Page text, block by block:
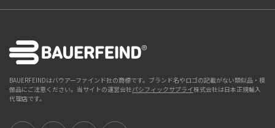
BAUERFEINDはバウアーファインド社の商標です。ブランド名やロゴの記載がない類似品・模
倣品にご注意ください。当サイトの運営会社パシフィックサプライ株式会社は日本正規輸入
代理店です。